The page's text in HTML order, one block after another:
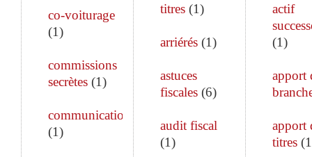
co-voiturage
(1)
commissions
secrètes (1)
communication
(1)
titres(1)
arriérés(1)
astuces
fiscales(6)
audit fiscal
(1)
actif
(1)
apport
apport
titres(1